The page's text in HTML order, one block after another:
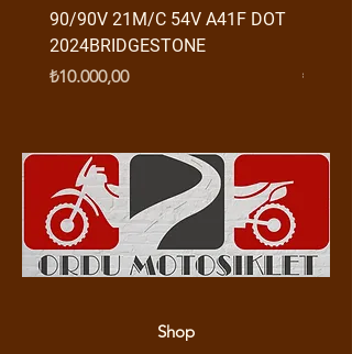
90/90V 21M/C 54V A41F DOT
2024BRIDGESTONE
Fiyat
₺10.000,00
Fiyat
₺950,00
Shop